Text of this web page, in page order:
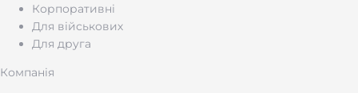
Корпоративні
Для військових
Для друга
Компанія